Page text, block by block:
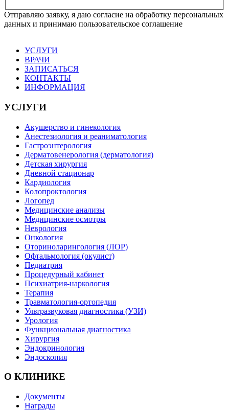
Отправляю заявку, я даю согласие на обработку персональных
данных и принимаю пользовательское соглашение
УСЛУГИ
ВРАЧИ
ЗАПИСАТЬСЯ
КОНТАКТЫ
ИНФОРМАЦИЯ
УСЛУГИ
Акушерство и гинекология
Анестезиология и реаниматология
Гастроэнтерология
Дерматовенерология (дерматология)
Детская хирургия
Дневной стационар
Кардиология
Колопроктология
Логопед
Медицинские анализы
Медицинские осмотры
Неврология
Онкология
Оториноларингология (ЛОР)
Офтальмология (окулист)
Педиатрия
Процедурный кабинет
Психиатрия-наркология
Терапия
Травматология-ортопедия
Ультразвуковая диагностика (УЗИ)
Урология
Функциональная диагностика
Хирургия
Эндокринология
Эндоскопия
О КЛИНИКЕ
Документы
Награды